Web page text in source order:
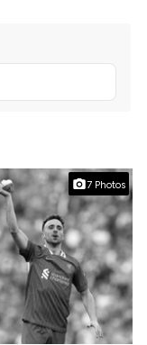
7 Photos